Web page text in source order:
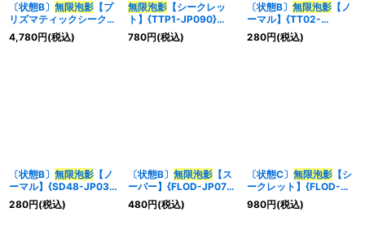
〔状態B〕 無限泡影 【プ
リズマティックシークレ
ット】{STSP-JP010}
《罠》
4,780円(税込)
無限泡影【シークレッ
ト】{TTP1-JP090}
《罠》
780円(税込)
〔状態B〕 無限泡影【ノ
ーマル】{TT02-
JPA26}《罠》
280円(税込)
〔状態B〕 無限泡影 【ノ
ーマル】{SD48-JP031}
《罠》
280円(税込)
〔状態B〕 無限泡影【ス
ーパー】{FLOD-JP077}
《罠》
480円(税込)
〔状態C〕 無限泡影【シ
ークレット】{FLOD-
JP077}《罠》
980円(税込)